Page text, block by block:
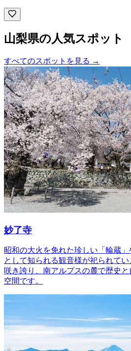
山梨県の人気スポット
すべてのスポットを見る →
妙了寺
昭和の大火を免れた珍しい「輪蔵
として知られる観音様が祀られて
咲き誇り、南アルプスの麓で歴史
空間です。